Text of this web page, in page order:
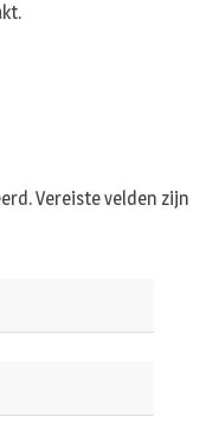
Vereiste velden zijn